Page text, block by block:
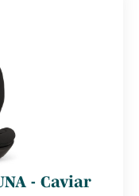
- Caviar